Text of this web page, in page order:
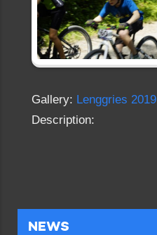
Gallery: Lenggries 2019
Description:
NEWS